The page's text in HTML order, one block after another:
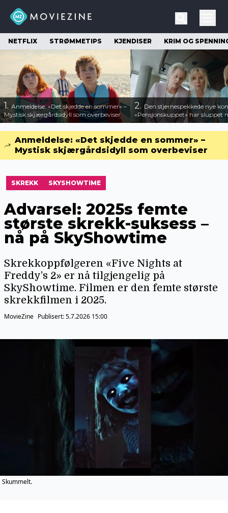
NETFLIX STRØMMETIPS KJENDISER KRIM OG
1.Anmeldelse: «Det skjedde en sommer» –
Mystisk skjærgårdsidyll som overbeviser
2. Den stjernespekkede nye
«Pensjonskuppet» har sluppet
Anmeldelse: «Det skjedde en sommer» –
Mystisk skjærgårdsidyll som overbeviser
SKREKK SKYSHOWTIME
Advarsel: 2025s femte
største skrekk-suksess –
nå på SkyShowtime
Skrekkoppfølgeren «Five Nights at
Freddy’s 2» er nå tilgjengelig på
SkyShowtime. Filmen er den femte største
skrekkfilmen i 2025.
MovieZine Publisert:5.7.2026 15:00
Skummelt.